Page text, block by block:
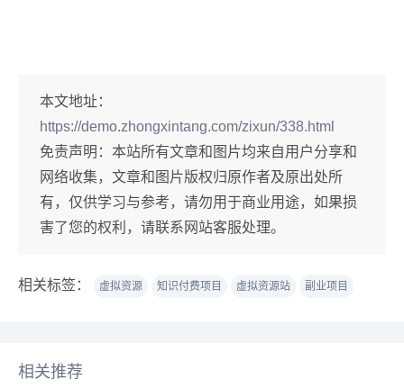
本文地址：
https://demo.zhongxintang.com/zixun/338.html
免责声明： 本站所有文章和图片均来自用户分享和
网络收集，文章和图片版权归原作者及原出处所
有，仅供学习与参考，请勿用于商业用途，如果损
害了您的权利，请联系网站客服处理。
相关标签： 虚拟资源 知识付费项目 虚拟资源站 副业项目
相关推荐